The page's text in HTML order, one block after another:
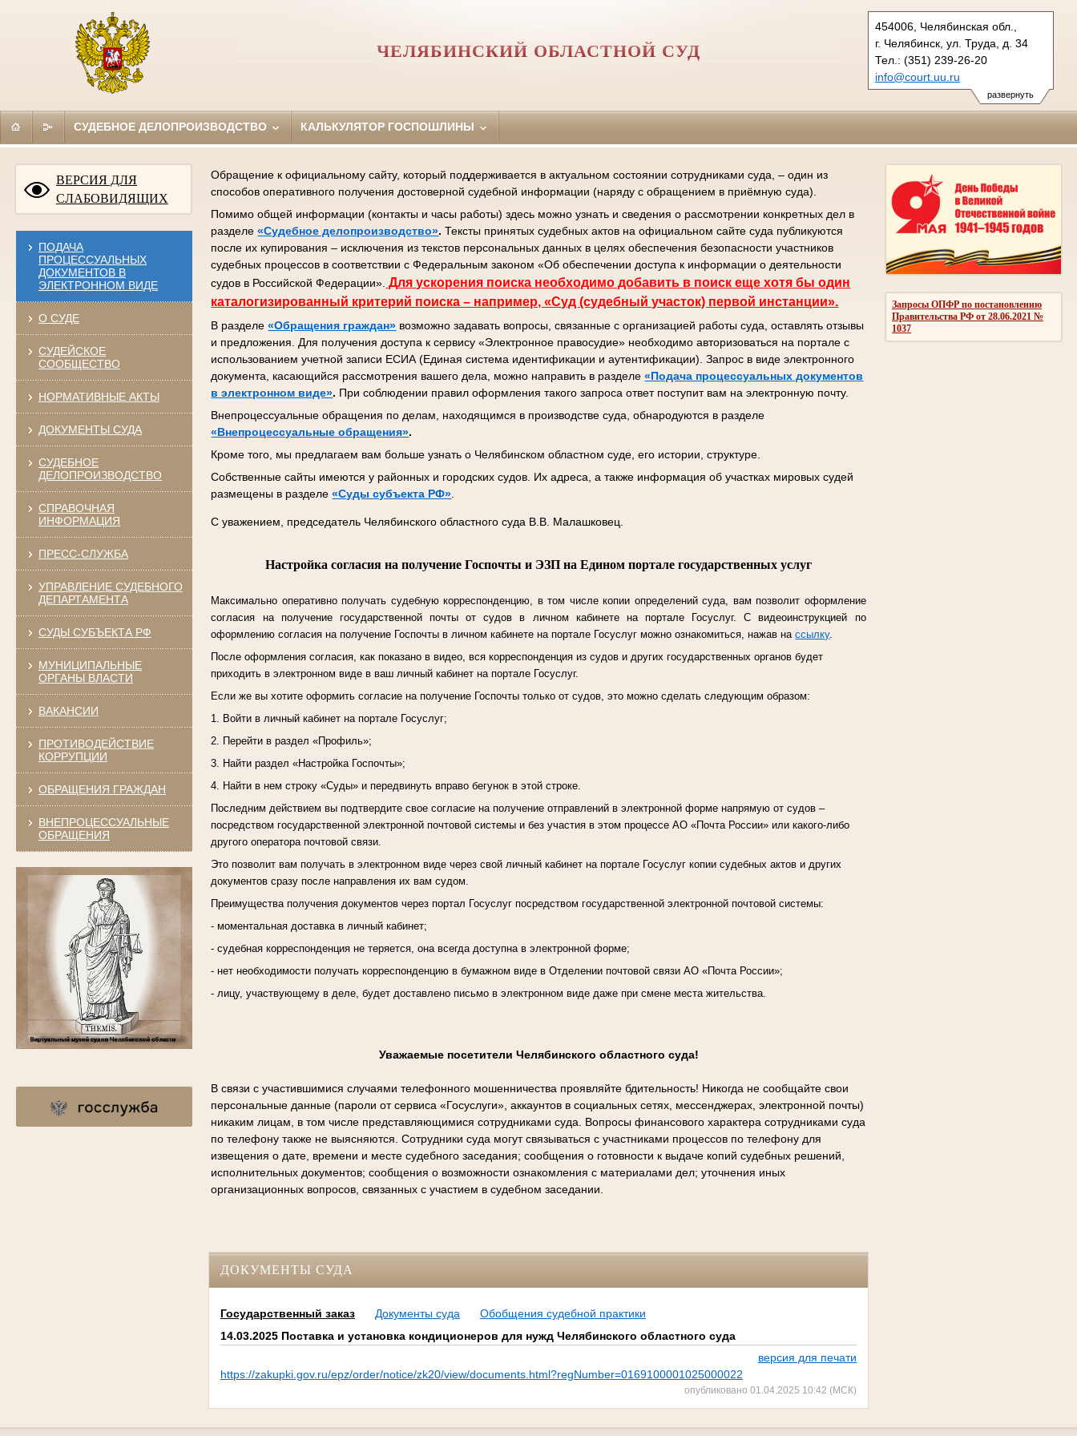
развернуть
454006, Челябинская обл.,
г. Челябинск, ул. Труда, д. 34
Тел.: (351) 239-26-20
info@court.uu.ru
chel_os@court.uu.ru
ЧЕЛЯБИНСКИЙ ОБЛАСТНОЙ СУД
СУДЕБНОЕ ДЕЛОПРОИЗВОДСТВО КАЛЬКУЛЯТОР ГОСПОШЛИНЫ
ВЕРСИЯ ДЛЯ
СЛАБОВИДЯЩИХ
ПОДАЧА
ПРОЦЕССУАЛЬНЫХ
ДОКУМЕНТОВ В
ЭЛЕКТРОННОМ ВИДЕ
О СУДЕ
СУДЕЙСКОЕ
СООБЩЕСТВО
НОРМАТИВНЫЕ АКТЫ
ДОКУМЕНТЫ СУДА
СУДЕБНОЕ
ДЕЛОПРОИЗВОДСТВО
СПРАВОЧНАЯ
ИНФОРМАЦИЯ
ПРЕСС-СЛУЖБА
УПРАВЛЕНИЕ СУДЕБНОГО
ДЕПАРТАМЕНТА
СУДЫ СУБЪЕКТА РФ
МУНИЦИПАЛЬНЫЕ
ОРГАНЫ ВЛАСТИ
ВАКАНСИИ
ПРОТИВОДЕЙСТВИЕ
КОРРУПЦИИ
ОБРАЩЕНИЯ ГРАЖДАН
ВНЕПРОЦЕССУАЛЬНЫЕ
ОБРАЩЕНИЯ
Запросы ОПФР по постановлению
Правительства РФ от 28.06.2021 №
1037
Обращение к официальному сайту, который поддерживается в актуальном состоянии сотрудниками суда, – один из
способов оперативного получения достоверной судебной информации (наряду с обращением в приёмную суда).
Помимо общей информации (контакты и часы работы) здесь можно узнать и сведения о рассмотрении конкретных дел в
разделе«Судебное делопроизводство». Тексты принятых судебных актов на официальном сайте суда публикуются
после их купирования – исключения из текстов персональных данных в целях обеспечения безопасности участников
судебных процессов в соответствии с Федеральным законом «Об обеспечении доступа к информации о деятельности
судов в Российской Федерации». Для ускорения поиска необходимо добавить в поиск еще хотя бы один
каталогизированный критерий поиска – например, «Суд (судебный участок) первой инстанции».
В разделе«Обращения граждан» возможно задавать вопросы, связанные с организацией работы суда, оставлять отзывы
и предложения. Для получения доступа к сервису «Электронное правосудие» необходимо авторизоваться на портале с
использованием учетной записи ЕСИА (Единая система идентификации и аутентификации). Запрос в виде электронного
документа, касающийся рассмотрения вашего дела, можно направить в разделе«Подача процессуальных документов
в электронном виде». При соблюдении правил оформления такого запроса ответ поступит вам на электронную почту.
Внепроцессуальные обращения по делам, находящимся в производстве суда, обнародуются в разделе
«Внепроцессуальные обращения».
Кроме того, мы предлагаем вам больше узнать о Челябинском областном суде, его истории, структуре.
Собственные сайты имеются у районных и городских судов. Их адреса, а также информация об участках мировых судей
размещены в разделе«Суды субъекта РФ».
С уважением, председатель Челябинского областного суда В.В. Малашковец.
Настройка согласия на получение Госпочты и ЭЗП на Едином портале государственных услуг
Максимально оперативно получать судебную корреспонденцию, в том числе копии определений суда, вам позволит оформление
согласия на получение государственной почты от судов в личном кабинете на портале Госуслуг.С видеоинструкцией по
оформлению согласия на получение Госпочты в личном кабинете на портале Госуслуг можно ознакомиться, нажав нассылку.
После оформления согласия, как показано в видео, вся корреспонденция из судов и других государственных органов будет
приходить в электронном виде в ваш личный кабинет на портале Госуслуг.
Если же вы хотите оформить согласие на получение Госпочты только от судов, это можно сделать следующим образом:
1. Войти в личный кабинет на портале Госуслуг;
2. Перейти в раздел «Профиль»;
3. Найти раздел «Настройка Госпочты»;
4. Найти в нем строку «Суды» и передвинуть вправо бегунок в этой строке.
Последним действием вы подтвердите свое согласие на получение отправлений в электронной форме напрямую от судов –
посредством государственной электронной почтовой системы и без участия в этом процессе АО «Почта России» или какого-либо
другого оператора почтовой связи.
Это позволит вам получать в электронном виде через свой личный кабинет на портале Госуслуг копии судебных актов и других
документов сразу после направления их вам судом.
Преимущества получения документов через портал Госуслуг посредством государственной электронной почтовой системы:
- моментальная доставка в личный кабинет;
- судебная корреспонденция не теряется, она всегда доступна в электронной форме;
- нет необходимости получать корреспонденцию в бумажном виде в Отделении почтовой связи АО «Почта России»;
- лицу, участвующему в деле, будет доставлено письмо в электронном виде даже при смене места жительства.
Уважаемые посетители Челябинского областного суда!
В связи с участившимися случаями телефонного мошенничества проявляйте бдительность! Никогда не сообщайте свои
персональные данные (пароли от сервиса «Госуслуги», аккаунтов в социальных сетях, мессенджерах, электронной почты)
никаким лицам, в том числе представляющимися сотрудниками суда. Вопросы финансового характера сотрудниками суда
по телефону также не выясняются. Сотрудники суда могут связываться с участниками процессов по телефону для
извещения о дате, времени и месте судебного заседания; сообщения о готовности к выдаче копий судебных решений,
исполнительных документов; сообщения о возможности ознакомления с материалами дел; уточнения иных
организационных вопросов, связанных с участием в судебном заседании.
ДОКУМЕНТЫ СУДА
Государственный заказ Документы суда
Обобщения судебной практики
14.03.2025 Поставка и установка кондиционеров для нужд Челябинского областного суда
версия для печати
https://zakupki.gov.ru/epz/order/notice/zk20/view/documents.html?regNumber=0169100001025000022
опубликовано 01.04.2025 10:42 (МСК)